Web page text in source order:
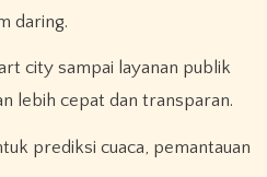
daring.
city sampai layanan publik
lebih cepat dan transparan.
prediksi cuaca, pemantauan